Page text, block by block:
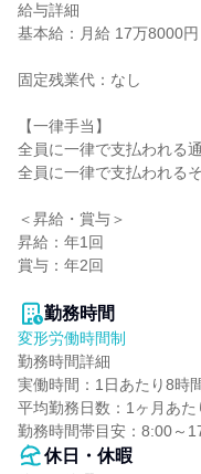
給与詳細
基本給：月給 17万8000円
固定残業代：なし
【一律手当】
全員に一律で支払われる
全員に一律で支払われる
＜昇給・賞与＞
昇給：年1回
賞与：年2回
勤務時間
変形労働時間制
勤務時間詳細
実働時間：1日あたり8時
平均勤務日数：1ヶ月あた
勤務時間帯目安：8:00～
休日・休暇